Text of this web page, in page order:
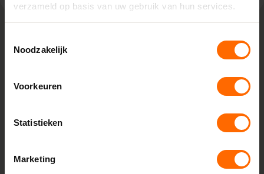
verzameld op basis van uw gebruik van hun services.
Noodzakelijk
Voorkeuren
Statistieken
Marketing
Lokaal geproduceerd in onze eigen
Skodora. Vanuit onze fabrieken in Heerenveen en Meppel
eerlijke prijs. Dankzij korte productietijden kun je jouw
Ermelo. Stel je kozijnen online samen en wij leveren ze vanaf